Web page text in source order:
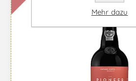
Mehr dazu